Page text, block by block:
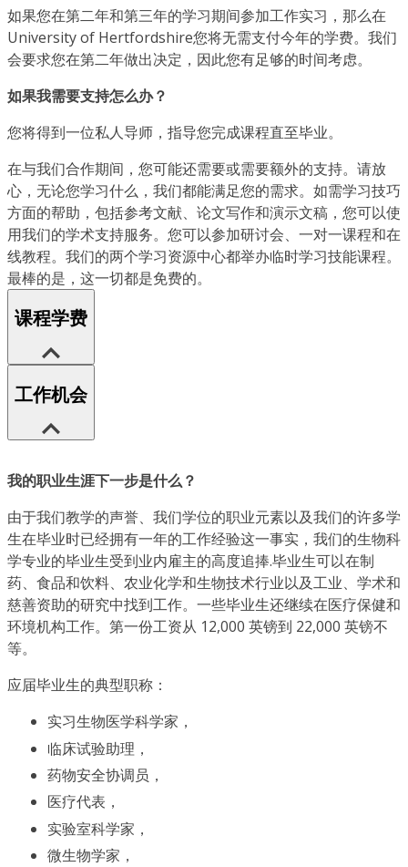
如果您在第二年和第三年的学习期间参加工作实习，那么在
University of Hertfordshire您将无需支付今年的学费。我们
会要求您在第二年做出决定，因此您有足够的时间考虑。
如果我需要支持怎么办？
您将得到一位私人导师，指导您完成课程直至毕业。
在与我们合作期间，您可能还需要或需要额外的支持。请放
心，无论您学习什么，我们都能满足您的需求。如需学习技巧
方面的帮助，包括参考文献、论文写作和演示文稿，您可以使
用我们的学术支持服务。您可以参加研讨会、一对一课程和在
线教程。我们的两个学习资源中心都举办临时学习技能课程。
最棒的是，这一切都是免费的。
课程学费
工作机会
我的职业生涯下一步是什么？
由于我们教学的声誉、我们学位的职业元素以及我们的许多学
生在毕业时已经拥有一年的工作经验这一事实，我们的生物科
学专业的毕业生受到业内雇主的高度追捧.毕业生可以在制
药、食品和饮料、农业化学和生物技术行业以及工业、学术和
慈善资助的研究中找到工作。一些毕业生还继续在医疗保健和
环境机构工作。第一份工资从 12,000 英镑到 22,000 英镑不
等。
应届毕业生的典型职称：
实习生物医学科学家，
临床试验助理，
药物安全协调员，
医疗代表，
实验室科学家，
微生物学家，